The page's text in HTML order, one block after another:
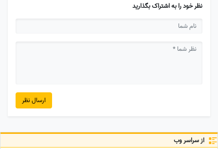
نظر خود را به اشتراک بگذارید
ارسال نظر
از سراسر وب